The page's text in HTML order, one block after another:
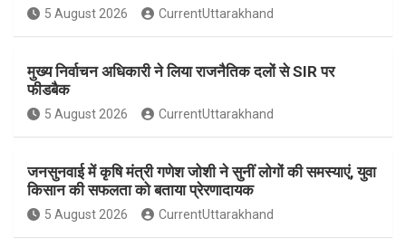
5 August 2026 CurrentUttarakhand
मुख्य निर्वाचन अधिकारी ने लिया राजनैतिक दलों से SIR पर
फीडबैक
5 August 2026 CurrentUttarakhand
जनसुनवाई में कृषि मंत्री गणेश जोशी ने सुनीं लोगों की समस्याएं, युवा
किसान की सफलता को बताया प्रेरणादायक
5 August 2026 CurrentUttarakhand